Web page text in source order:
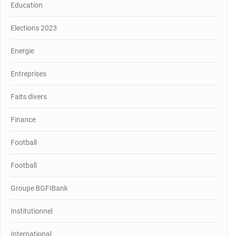
Education
Elections 2023
Energie
Entreprises
Faits divers
Finance
Football
Football
Groupe BGFIBank
Institutionnel
International